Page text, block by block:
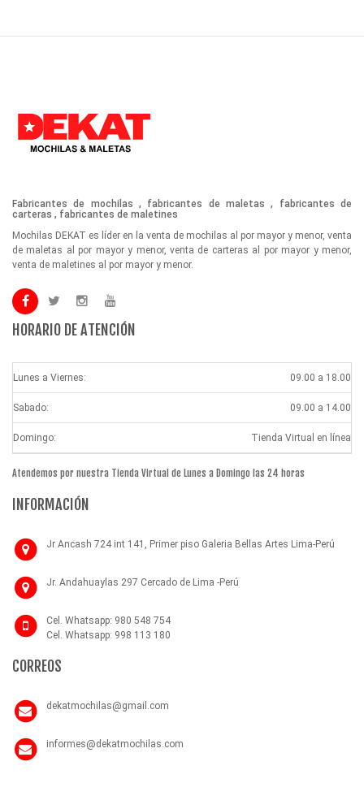
Fabricantes de mochilas , fabricantes de maletas , fabricantes de
carteras , fabricantes de maletines
Mochilas DEKAT es líder en la venta de mochilas al por mayor y menor, venta
de maletas al por mayor y menor, venta de carteras al por mayor y menor,
venta de maletines al por mayor y menor.
HORARIO DE ATENCIÓN
Lunes a Viernes: 09.00 a 18.00
Sabado: 09.00 a 14.00
Domingo: Tienda Virtual en línea
Atendemos por nuestra Tienda Virtual de Lunes a Domingo las 24 horas
INFORMACIÓN
Jr Ancash 724 int 141, Primer piso Galeria Bellas Artes Lima-Perú
Jr. Andahuaylas 297 Cercado de Lima -Perú
Cel. Whatsapp: 980 548 754
Cel. Whatsapp: 998 113 180
CORREOS
dekatmochilas@gmail.com
informes@dekatmochilas.com